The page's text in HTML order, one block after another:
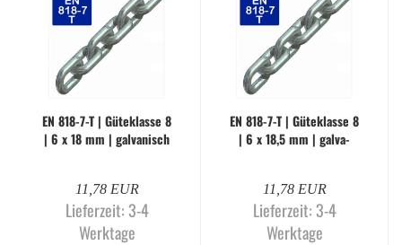
EN 818-​7-T | Gü­te­klas­se 8
| 6 x 18 mm | gal­va­nisch
11,78 EUR
Lieferzeit:3-4
Werktage
EN 818-​7-T | Gü­te­klas­se 8
| 6 x 18,5 mm | gal­va­
11,78 EUR
Lieferzeit:3-4
Werktage